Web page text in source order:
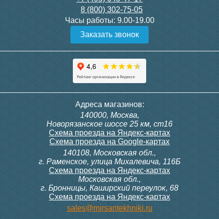
Конвектор ITT.080.200.1300
с решеткой GRILL.SGW-20-
Конвектор ITT.080.200.1000
с решеткой GRILL.SGW-20-
Конвектор ITT.080.200.1000
с решеткой GRILL.SGW-20-
Конвектор ITT.080.200.900 с
решеткой GRILL.SGA-20-
Подробнее Подробнее
300, 230В (врезной - квадр.
9 700
Siemens IRA 211
3 600
8 (800) 302-75-05
Часы работы: 9.00-19.00
Заказать звонок
Адреса магазинов:
140000, Москва,
Новорязанское шоссе 25 км, ст16
Схема проезда на Яндекс-картах
Схема проезда на Google-картах
140108, Московская обл.,
г. Раменское, улица Михалевича, 116Б
Схема проезда на Яндекс-картах
Московская обл.,
г. Бронницы, Каширский переулок, 68
Схема проезда на Яндекс-картах
sales@mirsantekhniki.ru